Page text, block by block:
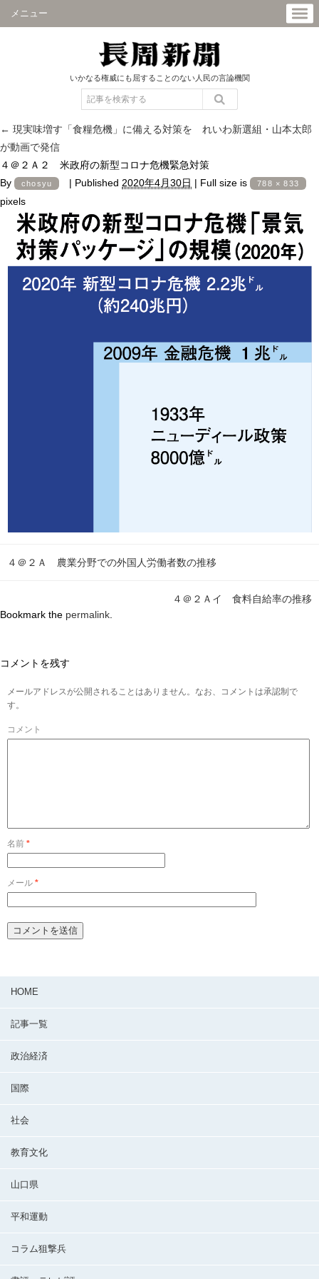
メニュー
いかなる権威にも屈することのない人民の言論機関
← 現実味増す「食糧危機」に備える対策を れいわ新選組・山本太郎
が動画で発信
４＠２Ａ２ 米政府の新型コロナ危機緊急対策
By
chosyu | Published 2020年4月30日 | Full size is 788 × 833
pixels
４＠２Ａ 農業分野での外国人労働者数の推移
４＠２Ａイ 食料自給率の推移
Bookmark the permalink
コメントを残す
メールアドレスが公開されることはありません。なお、コメントは承認制で
す。
コメント
名前 *
メール *
HOME
記事一覧
政治経済
国際
社会
教育文化
山口県
平和運動
コラム狙撃兵